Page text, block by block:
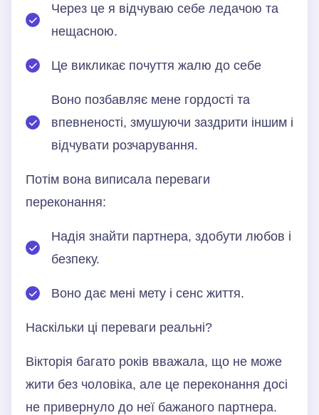
Через це я відчуваю себе ледачою та
нещасною.
Це викликає почуття жалю до себе
Воно позбавляє мене гордості та
впевненості, змушуючи заздрити іншим і
відчувати розчарування.
Потім вона виписала переваги
переконання:
Надія знайти партнера, здобути любов і
безпеку.
Воно дає мені мету і сенс життя.
Наскільки ці переваги реальні?
Вікторія багато років вважала, що не може
жити без чоловіка, але це переконання досі
не привернуло до неї бажаного партнера.